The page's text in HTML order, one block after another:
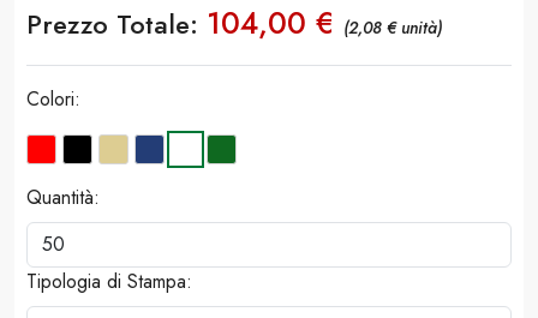
Prezzo Totale: 104,00 € (2,08 € unità)
Colori:
Quantità:
Tipologia di Stampa: